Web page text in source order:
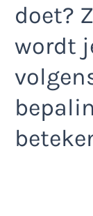
doet?
wordt